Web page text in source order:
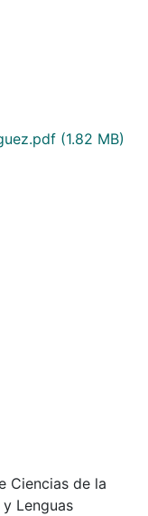
(1.82 MB)
Ciencias de la
Lenguas